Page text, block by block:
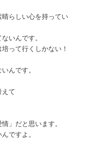
らしい心を持ってい
いんです。
って行くしかない！
んです。
て
」だと思います。
ですよ。